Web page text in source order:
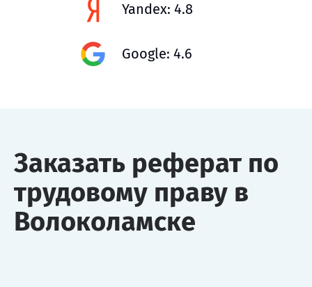
Yandex: 4.8
Google: 4.6
Заказать реферат по
трудовому праву в
Волоколамске